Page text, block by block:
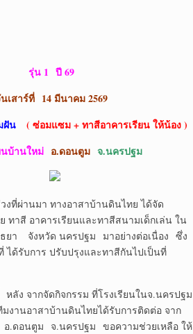
รุ่น 1 ปี 69
เสาร์ที่ 14 มีนาคม 2569
ฝัน
( ซ่อมแซม + ทาสีอาคารเรียน ให้น้อง )
นบ้านใหม่ อ.ดอนตูม จ.นครปฐม
า ทางอาสาบ้านดินไทย ได้จัด
าสี อาคารเรียนและทาสีสนามเด็กเล่น ใน
ธยา จังหวัด นครปฐม มาอย่างต่อเนื่อง ซึ่ง
ได้รับการ ปรับปรุงและทาสีกันไปเป็นที่
กจัดกิจกรรม ที่โรงเรียนในจ.นครปฐม
านอาสาบ้านดินไทยได้รับการติดต่อ จาก
อ.ดอนตูม จ.นครปฐม ขอความช่วยเหลือ ให้